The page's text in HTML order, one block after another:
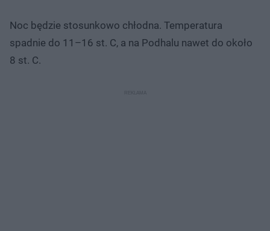
Noc będzie stosunkowo chłodna. Temperatura
spadnie do 11–16 st. C, a na Podhalu nawet do około
8 st. C.